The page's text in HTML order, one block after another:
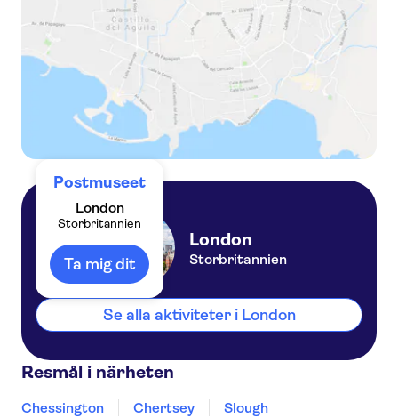
Postmuseet
London
Storbritannien
Ta mig dit
London
Storbritannien
Se alla aktiviteter i London
Resmål i närheten
Chessington Chertsey
Slough